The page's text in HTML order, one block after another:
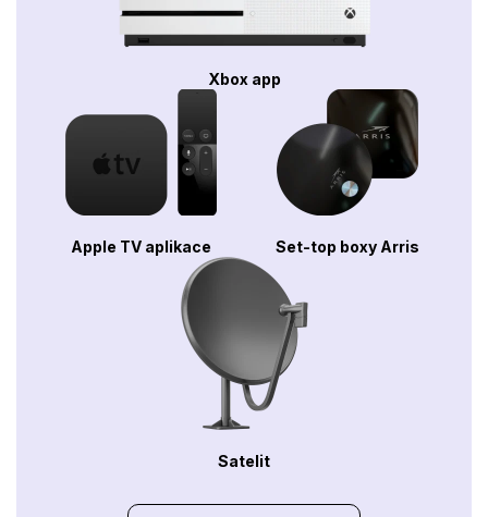
Xbox app
Apple TV aplikace Set-top boxy Arris
Satelit